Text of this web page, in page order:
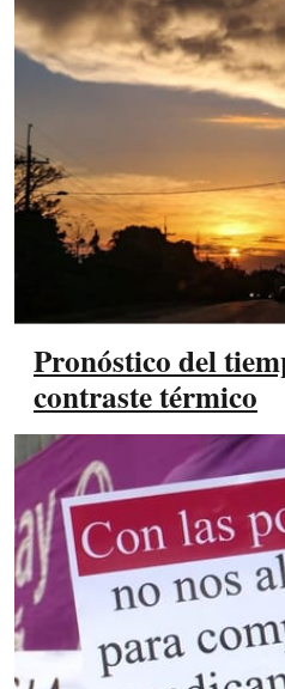
Pronóstico del
contraste térmico